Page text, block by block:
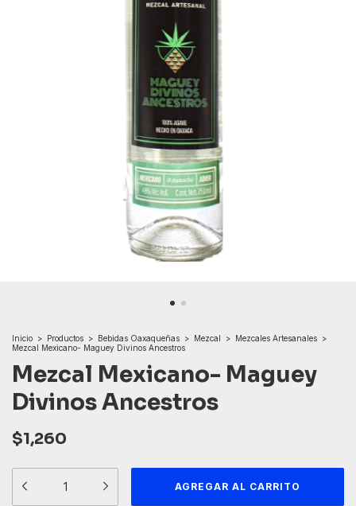
Inicio > Productos > Bebidas Oaxaqueñas > Mezcal > Mezcales Artesanales >
Mezcal Mexicano- Maguey Divinos Ancestros
Mezcal Mexicano- Maguey
Divinos Ancestros
$1,260